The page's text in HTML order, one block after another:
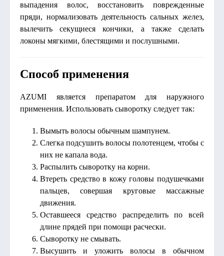
выпадения волос, восстановить поврежденные
пряди, нормализовать деятельность сальных желез,
вылечить секущиеся кончики, а также сделать
локоны мягкими, блестящими и послушными.
Способ применения
AZUMI является препаратом для наружного
применения. Использовать сыворотку следует так:
Вымыть волосы обычным шампунем.
Слегка подсушить волосы полотенцем, чтобы с
них не капала вода.
Распылить сыворотку на корни.
Втереть средство в кожу головы подушечками
пальцев, совершая круговые массажные
движения.
Оставшееся средство распределить по всей
длине прядей при помощи расчески.
Сыворотку не смывать.
Высушить и уложить волосы в обычном